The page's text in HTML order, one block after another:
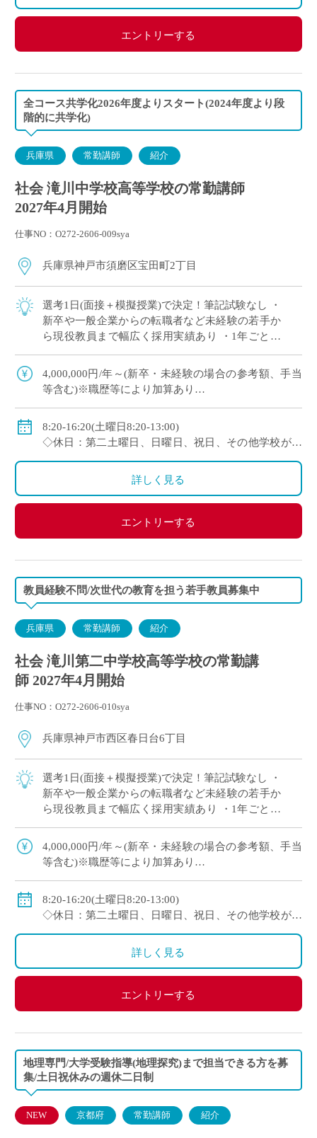
エントリーする
全コース共学化2026年度よりスタート(2024年度より段
階的に共学化)
兵庫県 常勤講師 紹介
社会 滝川中学校高等学校の常勤講師
2027年4月開始
仕事NO：O272-2606-009sya
兵庫県神戸市須磨区宝田町2丁目
選考1日(面接＋模擬授業)で決定！筆記試験なし ・
新卒や一般企業からの転職者など未経験の若手か
ら現役教員まで幅広く採用実績あり ・1年ごとに
100年を超える神戸市内の伝統校
4,000,000円/年～(新卒・未経験の場合の参考額、手当
等含む)※職歴等により加算あり
・30歳(教諭・配偶者あり)：約660万円
・40歳(教諭・配偶者及び子２人)：約860万円
・50歳(教諭・配偶者及び子２人)：約940万円
◇賞与：有(過去実績3.55ヶ月分＋30万円)
◇保険：私学共済、雇用保険、労災保険
8:20-16:20(土曜日8:20-13:00)
◇休日：第二土曜日、日曜日、祝日、その他学校が定
詳しく見る
エントリーする
教員経験不問/次世代の教育を担う若手教員募集中
兵庫県 常勤講師 紹介
社会 滝川第二中学校高等学校の常勤講
師 2027年4月開始
仕事NO：O272-2606-010sya
兵庫県神戸市西区春日台6丁目
選考1日(面接＋模擬授業)で決定！筆記試験なし ・
新卒や一般企業からの転職者など未経験の若手か
ら現役教員まで幅広く採用実績あり ・1年ごとに
会で活躍する運動部を多数擁しながら […]
4,000,000円/年～(新卒・未経験の場合の参考額、手当
等含む)※職歴等により加算あり
・30歳(教諭・配偶者あり)：約660万円
・40歳(教諭・配偶者及び子２人)：約860万円
・50歳(教諭・配偶者及び子２人)：約940万円
◇賞与：有(過去実績3.55ヶ月分＋30万円)
◇保険：私学共済、雇用保険、労災保険
8:20-16:20(土曜日8:20-13:00)
◇休日：第二土曜日、日曜日、祝日、その他学校が定
詳しく見る
エントリーする
地理専門/大学受験指導(地理探究)まで担当できる方を募
集/土日祝休みの週休二日制
NEW 京都府 常勤講師 紹介